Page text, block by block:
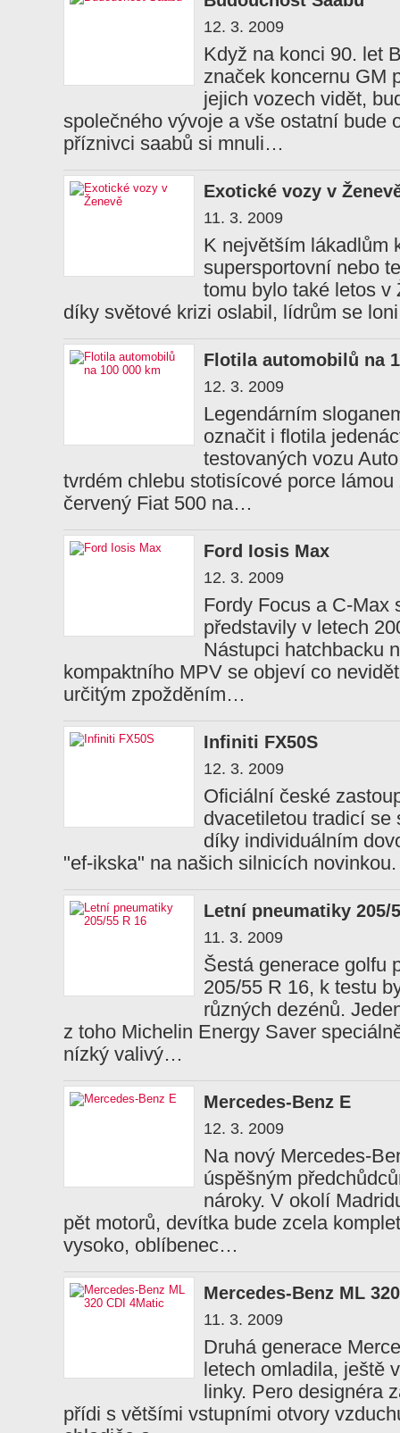
12. 3. 2009
Když na konci 90. let
značek koncernu GM
jejich vozech vidět,
společného vývoje a vše ostatní bude
příznivci saabů si mnuli…
Exotické vozy v
11. 3. 2009
K největším lákadlům
supersportovní nebo
tomu bylo také letos v
díky světové krizi oslabil, lídrům se
Flotila automobilů na
12. 3. 2009
Legendárním
označit i flotila
testovaných vozu
tvrdém chlebu stotisícové porce
červený Fiat 500 na…
Ford Iosis Max
12. 3. 2009
Fordy Focus a C-Max
představily v letech
Nástupci hatchbacku
kompaktního MPV se objeví co
určitým zpožděním…
Infiniti FX50S
12. 3. 2009
Oficiální české
dvacetiletou tradicí se
díky individuálním
"ef-ikska" na našich silnicích
Letní pneumatiky 205/
11. 3. 2009
Šestá generace golfu
205/55 R 16, k testu
různých dezénů.
z toho Michelin Energy Saver
nízký valivý…
Mercedes-Benz E
12. 3. 2009
Na nový Mercedes-
úspěšným
nároky. V okolí
pět motorů, devítka bude zcela
vysoko, oblíbenec…
Mercedes-Benz ML
11. 3. 2009
Druhá generace
letech omladila, ještě
linky. Pero designéra
přídi s většími vstupními otvory